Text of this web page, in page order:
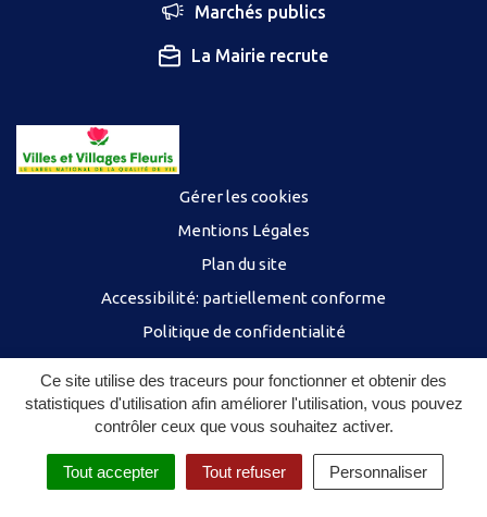
Ce site utilise des traceurs pour fonctionner et obtenir des
statistiques d'utilisation afin améliorer l'utilisation, vous pouvez
contrôler ceux que vous souhaitez activer.
Tout accepter Tout refuser Personnaliser
Marchés publics
La Mairie recrute
Gérer les cookies
Mentions Légales
Plan du site
Accessibilité: partiellement conforme
Politique de confidentialité